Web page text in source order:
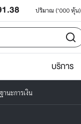
ปริมาณ ('000 หุ้น)
บริการ
านะการเงิน